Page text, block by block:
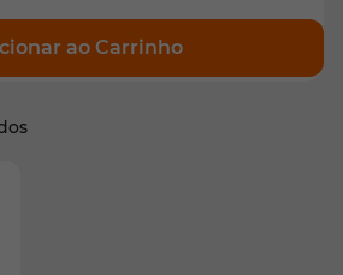
ao Carrinho